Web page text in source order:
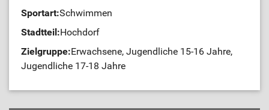
Sportart:Schwimmen
Stadtteil:Hochdorf
Zielgruppe:Erwachsene, Jugendliche 15-16 Jahre,
Jugendliche 17-18 Jahre